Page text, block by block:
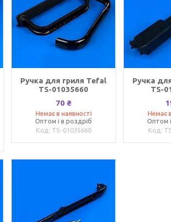
Ручка для гриля Tefal
TS-01035660
70 ₴
Немає в наявності
Оптом і в роздріб
TS-01035660
Ручка
TS-
Немає
Оптом